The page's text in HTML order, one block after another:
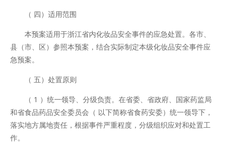
（ 四）适用范围
本预案适用于浙江省内化妆品安全事件的应急处置。各市、
县（市、区）参照本预案，结合实际制定本级化妆品安全事件应
急预案。
（ 五）处置原则
（ 1 ）统一领导、分级负责。在省委、省政府、国家药监局
和省食品药品安全委员会（ 以下简称省食药安委）统一领导下，
落实地方属地责任，根据事件严重程度，分级组织应对和处置工
作。